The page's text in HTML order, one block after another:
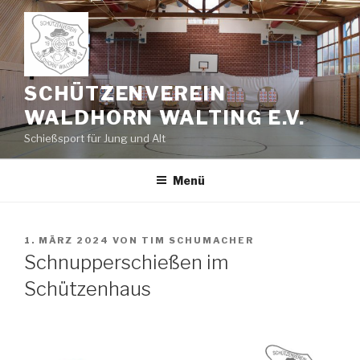
Zum
Inhalt
springen
SCHÜTZENVEREIN
WALDHORN WALTING E.V.
Schießsport für Jung und Alt
Menü
VERÖFFENTLICHT
AM
1. MÄRZ 2024 VON TIM SCHUMACHER
Schnupperschießen im
Schützenhaus